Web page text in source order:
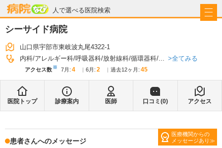
人で選べる医院検索
病院なび
シーサイド病院
山口県宇部市東岐波丸尾4322-1
内科 アレルギー科 呼吸器科 放射線科 循環器科 ... 全てみる
アクセス数※ 7月 : 4 6月 : 2 過去12ヶ月: 45
医院トップ 診療案内 医師 口コミ(0) アクセス
医療機関からの
メッセージあり
患者さんへのメッセージ